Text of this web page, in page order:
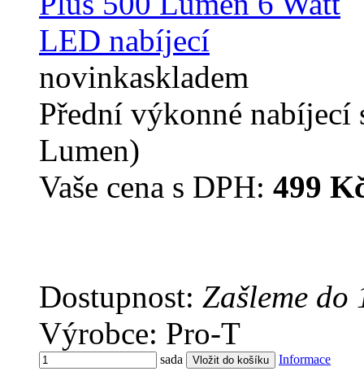
novinkaskladem
Přední výkonné
Lumen)
Vaše cena s DPH: 499
Dostupnost: Zašleme do
Výrobce: Pro-T
sada Informace